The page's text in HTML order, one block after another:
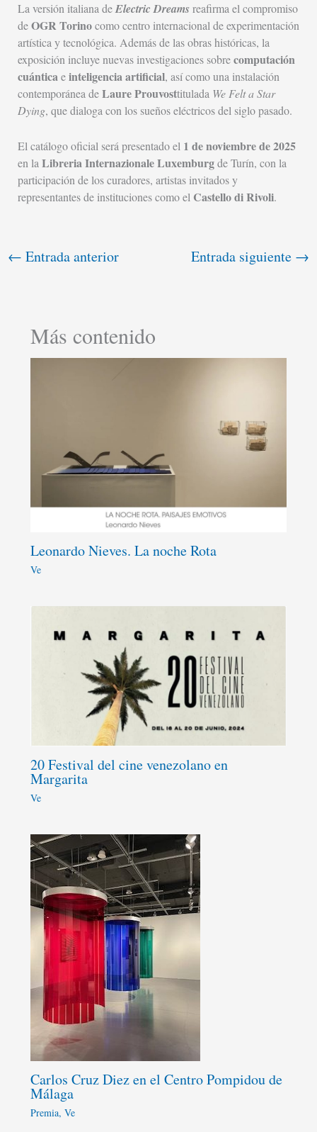
La versión italiana deElectric Dreams reafirma el compromiso
deOGR Torinocomo centro internacional de experimentación
artística y tecnológica. Además de las obras históricas, la
exposición incluye nuevas investigaciones sobrecomputación
cuánticaeinteligencia artificial, así como una instalación
contemporánea deLaure Prouvosttitulada We Felt a Star
Dying, que dialoga con los sueños eléctricos del siglo pasado.
El catálogo oficial será presentado el 1 de noviembre de 2025
en la Libreria Internazionale Luxemburgde Turín, con la
participación de los curadores, artistas invitados y
representantes de instituciones como el Castello di Rivoli.
← Entrada anterior Entrada siguiente →
Más contenido
Leonardo Nieves. La noche Rota
Ve
20 Festival del cine venezolano en
Margarita
Ve
Carlos Cruz Diez en el Centro Pompidou de
Málaga
Premia, Ve